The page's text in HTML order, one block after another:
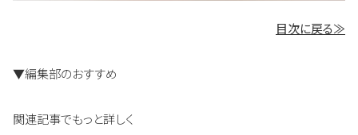
目次に戻る≫
▼編集部のおすすめ
関連記事でもっと詳しく